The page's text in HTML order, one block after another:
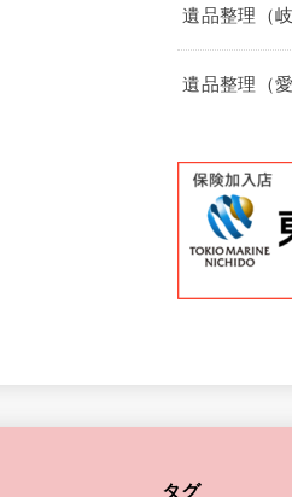
遺品整理（岐
遺品整理（愛
タグ